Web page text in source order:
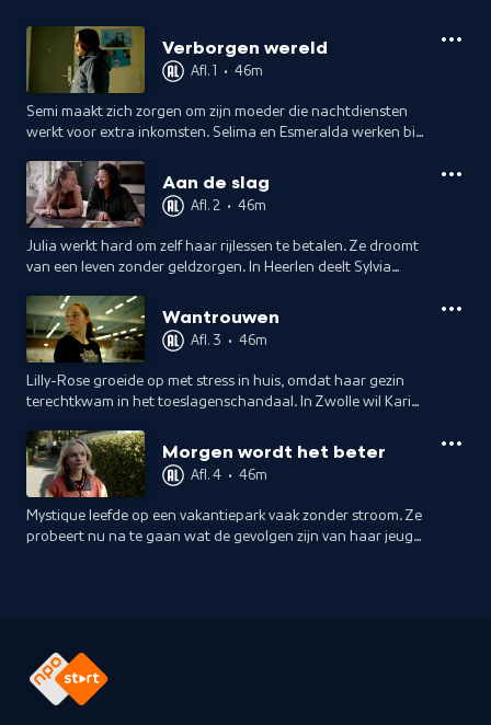
Verborgen wereld
Afl. 1 • 46m
Semi maakt zich zorgen om zijn moeder die nachtdiensten
werkt voor extra inkomsten. Selima en Esmeralda werken bij
nu gezinnen in armoede.Aan de slag
Afl. 2 • 46m
Julia werkt hard om zelf haar rijlessen te betalen. Ze droomt
van een leven zonder geldzorgen. In Heerlen deelt Sylvia
Wantrouwen
Afl. 3 • 46m
Lilly-Rose groeide op met stress in huis, omdat haar gezin
terechtkwam in het toeslagenschandaal. In Zwolle wil Karin
gemeenteambtenaren en gezinnen in armoede.
Morgen wordt het beter
Afl. 4 • 46m
Mystique leefde op een vakantiepark vaak zonder stroom. Ze
probeert nu na te gaan wat de gevolgen zijn van haar jeugd.